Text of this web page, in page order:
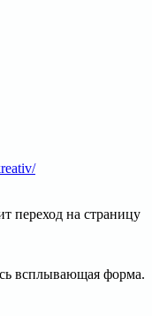
переход на страницу
всплывающая форма.